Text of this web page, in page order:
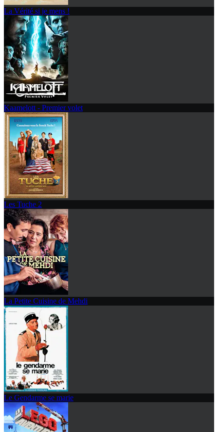
La Vérité si je mens !
Kaamelott - Premier volet
Les Tuche 2
La Petite Cuisine de Mehdi
Le Gendarme se marie